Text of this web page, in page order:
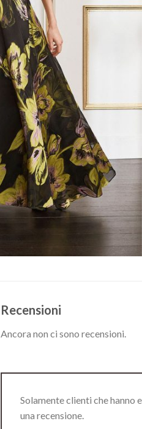
Recensioni
Ancora non ci sono recensioni.
Solamente clienti che
una recensione.